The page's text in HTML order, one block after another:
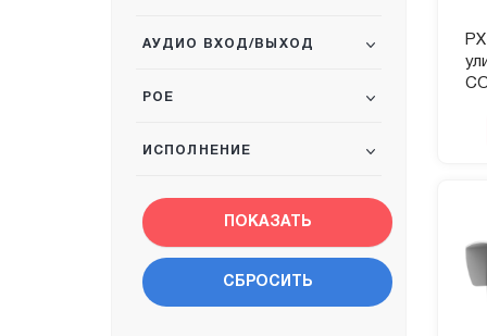
АУДИО ВХОД/ВЫХОД
POE
ИСПОЛНЕНИЕ